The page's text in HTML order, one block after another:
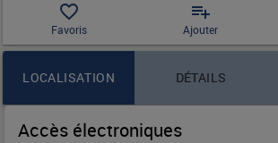
prévention
de
l'itinérance
favorite_border
Favoris
playlist_add
Ajouter
Contenu de la notice
LOCALISATION DÉTAILS
Accès électroniques